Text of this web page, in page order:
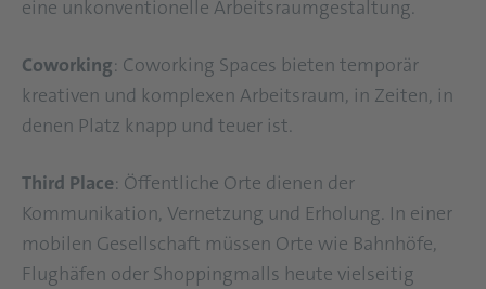
eine unkonventionelle Arbeitsraumgestaltung.
Coworking: Coworking Spaces bieten temporär
kreativen und komplexen Arbeitsraum, in Zeiten, in
denen Platz knapp und teuer ist.
Third Place: Öffentliche Orte dienen der
Kommunikation, Vernetzung und Erholung. In einer
mobilen Gesellschaft müssen Orte wie Bahnhöfe,
Flughäfen oder Shoppingmalls heute vielseitig